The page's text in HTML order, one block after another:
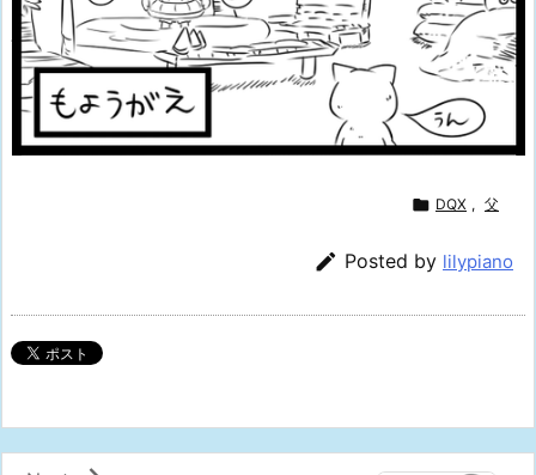
 DQX , 父
 Posted by lilypiano